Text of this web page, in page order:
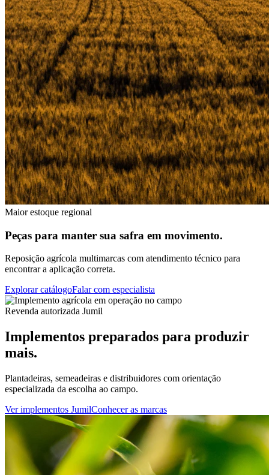
Maior estoque regional
Peças para manter sua safra em movimento.
Reposição agrícola multimarcas com atendimento técnico para
encontrar a aplicação correta.
Explorar catálogoFalar com especialista
Revenda autorizada Jumil
Implementos preparados para produzir
mais.
Plantadeiras, semeadeiras e distribuidores com orientação
especializada da escolha ao campo.
Ver implementos JumilConhecer as marcas